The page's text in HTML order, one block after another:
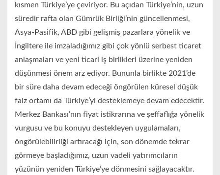
kısmen Türkiye’ye çeviriyor. Bu açıdan Türkiye’nin, uzun
süredir rafta olan Gümrük Birliği’nin güncellenmesi,
Asya-Pasifik, ABD gibi gelişmiş pazarlara yönelik ve
İngiltere ile imzaladığımız gibi çok yönlü serbest ticaret
anlaşmaları ve yeni ticari iş birlikleri üzerine yeniden
düşünmesi önem arz ediyor. Bununla birlikte 2021’de
bir süre daha devam edeceği öngörülen küresel düşük
faiz ortamı da Türkiye’yi desteklemeye devam edecektir.
Merkez Bankası’nın fiyat istikrarına ve şeffaflığa yönelik
vurgusu ve bu konuyu destekleyen uygulamaları,
öngörülebilirliği artıracağı için, son dönemde tekrar
görmeye başladığımız, uzun vadeli yatırımcıların
yüzünün yeniden Türkiye’ye dönmesini sağlayacaktır.